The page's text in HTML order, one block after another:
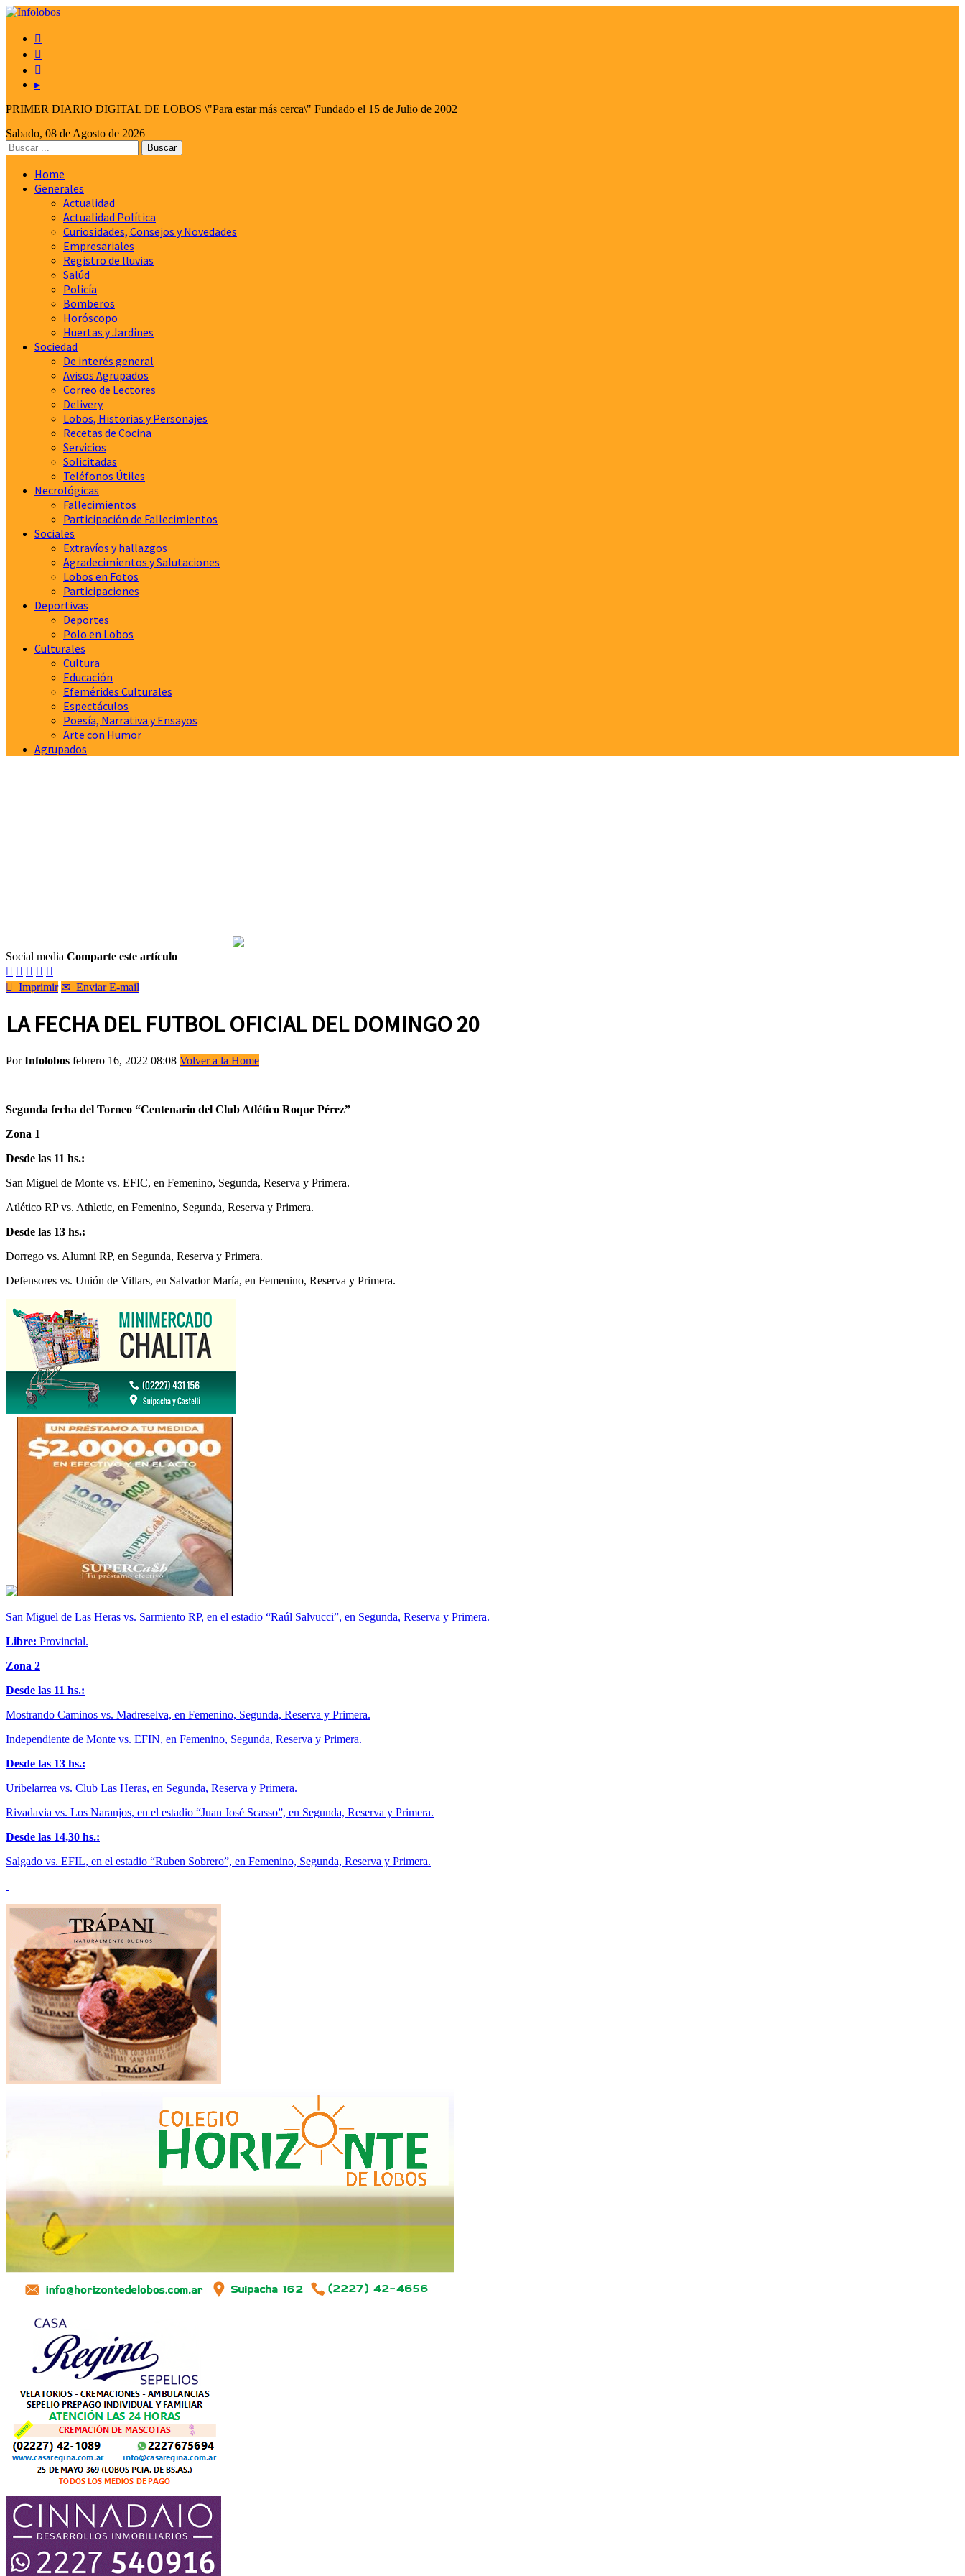



▸
PRIMER DIARIO DIGITAL DE LOBOS \"Para estar más cerca\" Fundado el 15 de Julio de 2002
Sabado, 08 de Agosto de 2026
Home
Generales
Actualidad
Actualidad Política
Curiosidades, Consejos y Novedades
Empresariales
Registro de lluvias
Salúd
Policía
Bomberos
Horóscopo
Huertas y Jardines
Sociedad
De interés general
Avisos Agrupados
Correo de Lectores
Delivery
Lobos, Historias y Personajes
Recetas de Cocina
Servicios
Solicitadas
Teléfonos Útiles
Necrológicas
Fallecimientos
Participación de Fallecimientos
Sociales
Extravíos y hallazgos
Agradecimientos y Salutaciones
Lobos en Fotos
Participaciones
Deportivas
Deportes
Polo en Lobos
Culturales
Cultura
Educación
Efemérides Culturales
Espectáculos
Poesía, Narrativa y Ensayos
Arte con Humor
Agrupados
Social media Comparte este artículo
    
 Imprimir ✉ Enviar E-mail
LA FECHA DEL FUTBOL OFICIAL DEL DOMINGO 20
PorInfolobos febrero 16, 2022 08:08 Volver a la Home
Segunda fecha del Torneo “Centenario del Club Atlético Roque Pérez”
Zona 1
Desde las 11 hs.:
San Miguel de Monte vs. EFIC, en Femenino, Segunda, Reserva y Primera.
Atlético RP vs. Athletic, en Femenino, Segunda, Reserva y Primera.
Desde las 13 hs.:
Dorrego vs. Alumni RP, en Segunda, Reserva y Primera.
Defensores vs. Unión de Villars, en Salvador María, en Femenino, Reserva y Primera.
San Miguel de Las Heras vs. Sarmiento RP, en el estadio “Raúl Salvucci”, en Segunda, Reserva y Primera.
Libre: Provincial.
Zona 2
Desde las 11 hs.:
Mostrando Caminos vs. Madreselva, en Femenino, Segunda, Reserva y Primera.
Independiente de Monte vs. EFIN, en Femenino, Segunda, Reserva y Primera.
Desde las 13 hs.:
Uribelarrea vs. Club Las Heras, en Segunda, Reserva y Primera.
Rivadavia vs. Los Naranjos, en el estadio “Juan José Scasso”, en Segunda, Reserva y Primera.
Desde las 14,30 hs.:
Salgado vs. EFIL, en el estadio “Ruben Sobrero”, en Femenino, Segunda, Reserva y Primera.